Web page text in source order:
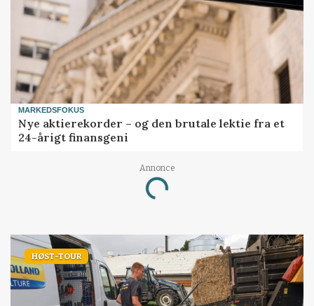
MARKEDSFOKUS
Nye aktierekorder – og den brutale lektie fra et
24-årigt finansgeni
Annonce
Loading...
HØST-TOUR